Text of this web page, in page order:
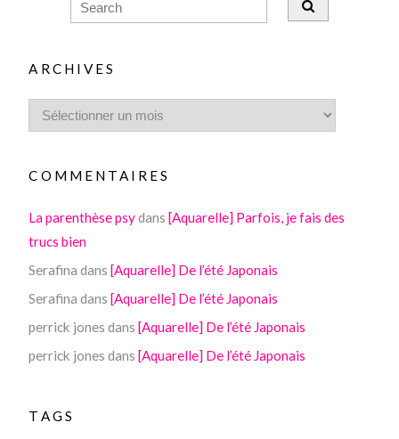
ARCHIVES
COMMENTAIRES
La parenthèse psydans[Aquarelle] Parfois, je fais des
trucs bien
Serafina dans[Aquarelle] De l’été Japonais
Serafina dans[Aquarelle] De l’été Japonais
perrick jones dans[Aquarelle] De l’été Japonais
perrick jones dans[Aquarelle] De l’été Japonais
TAGS